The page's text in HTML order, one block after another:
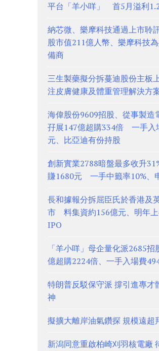
平台「羊小咩」 首5月溢利
納芯微、樂摩科技通過上市
股市值211億人幣、樂摩科技
備商
三生製藥擬分拆蔓迪股份主
注皮膚健康及體重管理解決方
海偉股份9609招股、從事製
孖展147億超購334倍 一手入
元、比亞迪有份持股
創新實業2788暗盤最多收升
賺1680元 一手中籤率10%、
長和據報分拆屈臣氏於香港及
市 料集資約156億元、明年
IPO
「羊小咩」母企量化派2685
億超購2224倍、一手入場費
特朗普反駁保守派 撐引進專才
神
擬擴大離岸油氣鑽探 規模遠超
新潟同意重啟柏崎刈羽核電廠